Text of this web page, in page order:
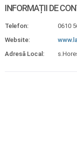
INFORMAȚII DE
Telefon:
0610
Website:
Adresă Local: